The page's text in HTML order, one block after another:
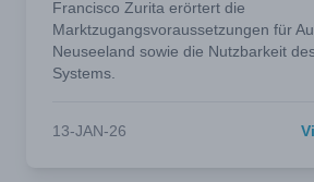
Francisco Zurita erörtert die
Marktzugangsvoraussetzungen für
Neuseeland sowie die Nutzbarkeit
Systems.
13-JAN-26